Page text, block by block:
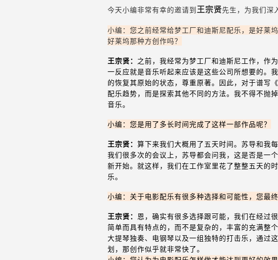
今天小编非常有幸的邀请到王宗贤先生，为我们深
小编：您之前经常给梦工厂和迪斯尼配乐，是好莱
好莱坞那种方创作吗？
王宗贤： 之前，我经常为梦工厂和迪斯尼工作，作
一反应就是音乐听起来应该是这些公司所想要的。
的恢复其原始的状态，尊重原著。因此，对于谱写
配乐趋势，而是探索其他不同的方法。我不得不抛
音乐。
小编：您是用了多长时间完成了这样一部作品呢？
王宗贤： 算下来我们大概用了五天时间。苏导和我
我们很多次的会议上，苏导都会问我，这是否是一
新开始。就这样，我们在工作室里花了整整五天的
乐。
小编：关于电影配乐有很多种选择和可能性，您最
王宗贤： 恩，确实有很多选择跟可能，我们在经过
简单而具有特点的，而不是复杂的，丰富的充满整
大提琴独奏、电钢琴以及一组独特的打击乐，通过
划，那创作似乎就非常快了。